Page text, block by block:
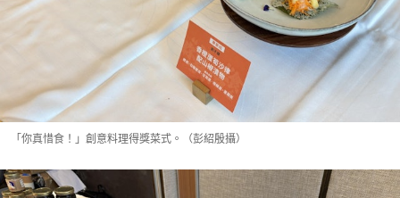
「你真惜食！」創意料理得獎菜式。（彭紹殷攝）